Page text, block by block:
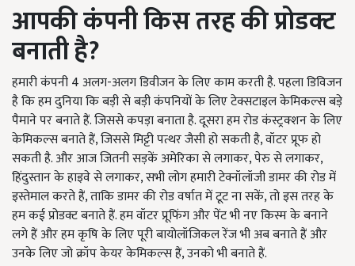
आपकीकंपनीकिसतरहकीप्रोडक्ट
बनातीहै?
हमारी कंपनी 4 अलग-अलग डिवीजन के लिए काम करती है. पहला डिविजन
है कि हम दुनिया कि बड़ी से बड़ी कंपनियों के लिए टेक्सटाइल केमिकल्स बड़े
पैमाने पर बनाते हैं. जिससे कपड़ा बनाता है. दूसरा हम रोड कंस्ट्रक्शन के लिए
केमिकल्स बनाते हैं, जिससे मिट्टी पत्थर जैसी हो सकती है, वॉटर प्रूफ हो
सकती है. और आज जितनी सड़कें अमेरिका से लगाकर, पेरु से लगाकर,
हिंदुस्तान के हाइवे से लगाकर, सभी लोग हमारी टेक्नॉलॉजी डामर की रोड में
इस्तेमाल करते हैं, ताकि डामर की रोड वर्षात में टूट ना सकें, तो इस तरह के
हम कई प्रोडक्ट बनाते हैं. हम वॉटर प्रूफिंग और पेंट भी नए किस्म के बनाने
लगे हैं और हम कृषि के लिए पूरी बायोलॉजिकल रेंज भी अब बनाते हैं और
उनके लिए जो क्रॉप केयर केमिकल्स हैं, उनको भी बनाते हैं.